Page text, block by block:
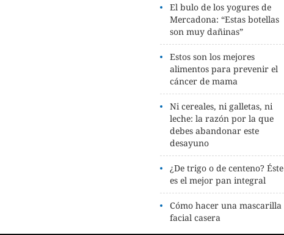
El bulo de los yogures de
Mercadona: “Estas botellas
son muy dañinas”
Estos son los mejores
alimentos para prevenir el
cáncer de mama
Ni cereales, ni galletas, ni
leche: la razón por la que
debes abandonar este
desayuno
¿De trigo o de centeno? Éste
es el mejor pan integral
Cómo hacer una mascarilla
facial casera